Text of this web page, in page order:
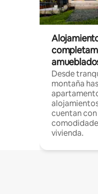
Desde
montaña
cuentan
vivienda.